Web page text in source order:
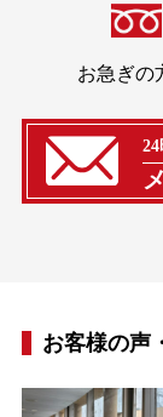
お急ぎの
お客様の声